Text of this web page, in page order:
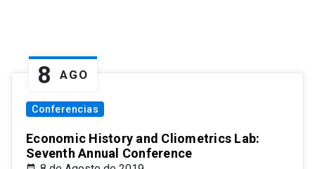
8 AGO
Conferencias
Economic History and Cliometrics Lab:
Seventh Annual Conference